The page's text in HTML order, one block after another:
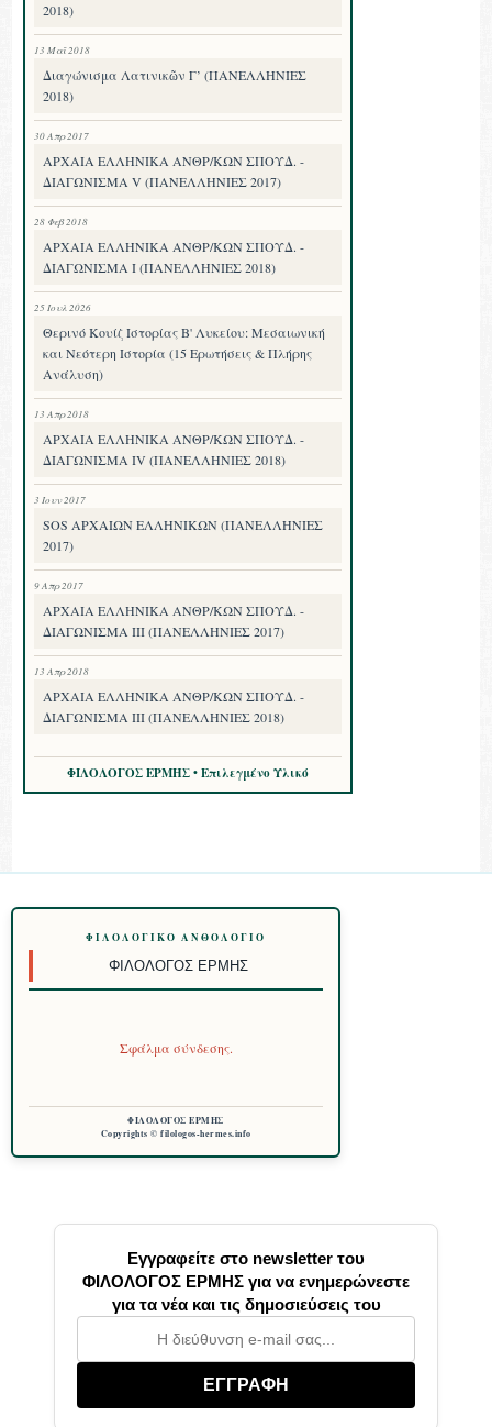
2018)
13 Μαΐ 2018
Διαγώνισμα Λατινικῶν Γ’ (ΠΑΝΕΛΛΗΝΙΕΣ
2018)
30 Απρ 2017
ΑΡΧΑΙΑ ΕΛΛΗΝΙΚΑ ΑΝΘΡ/ΚΩΝ ΣΠΟΥΔ. -
ΔΙΑΓΩΝΙΣΜΑ V (ΠΑΝΕΛΛΗΝΙΕΣ 2017)
28 Φεβ 2018
ΑΡΧΑΙΑ ΕΛΛΗΝΙΚΑ ΑΝΘΡ/ΚΩΝ ΣΠΟΥΔ. -
ΔΙΑΓΩΝΙΣΜΑ I (ΠΑΝΕΛΛΗΝΙΕΣ 2018)
25 Ιουλ 2026
Θερινό Κουίζ Ιστορίας Β' Λυκείου: Μεσαιωνική
και Νεότερη Ιστορία (15 Ερωτήσεις & Πλήρης
Ανάλυση)
13 Απρ 2018
ΑΡΧΑΙΑ ΕΛΛΗΝΙΚΑ ΑΝΘΡ/ΚΩΝ ΣΠΟΥΔ. -
ΔΙΑΓΩΝΙΣΜΑ IV (ΠΑΝΕΛΛΗΝΙΕΣ 2018)
3 Ιουν 2017
SOS ΑΡΧΑΙΩΝ ΕΛΛΗΝΙΚΩΝ (ΠΑΝΕΛΛΗΝΙΕΣ
2017)
9 Απρ 2017
ΑΡΧΑΙΑ ΕΛΛΗΝΙΚΑ ΑΝΘΡ/ΚΩΝ ΣΠΟΥΔ. -
ΔΙΑΓΩΝΙΣΜΑ III (ΠΑΝΕΛΛΗΝΙΕΣ 2017)
13 Απρ 2018
ΑΡΧΑΙΑ ΕΛΛΗΝΙΚΑ ΑΝΘΡ/ΚΩΝ ΣΠΟΥΔ. -
ΔΙΑΓΩΝΙΣΜΑ III (ΠΑΝΕΛΛΗΝΙΕΣ 2018)
ΦΙΛΟΛΟΓΟΣ ΕΡΜΗΣ • Επιλεγμένο Υλικό
ΦΙΛΟΛΟΓΙΚΌ ΑΝΘΟΛΌΓΙΟ
ΦΙΛΌΛΟΓΟΣ ΕΡΜΉΣ
Σφάλμα σύνδεσης.
ΦΙΛΟΛΟΓΟΣ ΕΡΜΗΣ
Copyrights © filologos-hermes.info
Εγγραφείτε στο newsletter του
ΦΙΛΟΛΟΓΟΣ ΕΡΜΗΣ για να ενημερώνεστε
για τα νέα και τις δημοσιεύσεις του
ΕΓΓΡΑΦΗ